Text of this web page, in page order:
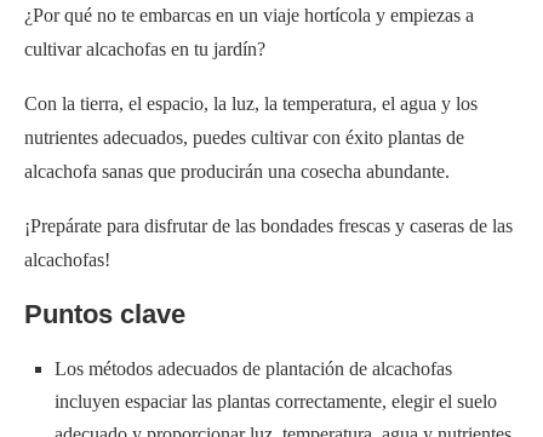
¿Por qué no te embarcas en un viaje hortícola y empiezas a
cultivar alcachofas en tu jardín?
Con la tierra, el espacio, la luz, la temperatura, el agua y los
nutrientes adecuados, puedes cultivar con éxito plantas de
alcachofa sanas que producirán una cosecha abundante.
¡Prepárate para disfrutar de las bondades frescas y caseras de las
alcachofas!
Puntos clave
Los métodos adecuados de plantación de alcachofas
incluyen espaciar las plantas correctamente, elegir el suelo